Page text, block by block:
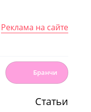
Реклама на сайте
Бранчи
Статьи